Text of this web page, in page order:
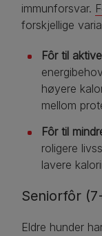
immunforsvar.
forskjellige
Fôr til
høyere
mellom
Fôr til
roligere
lavere
Seniorfôr
Eldre hunder